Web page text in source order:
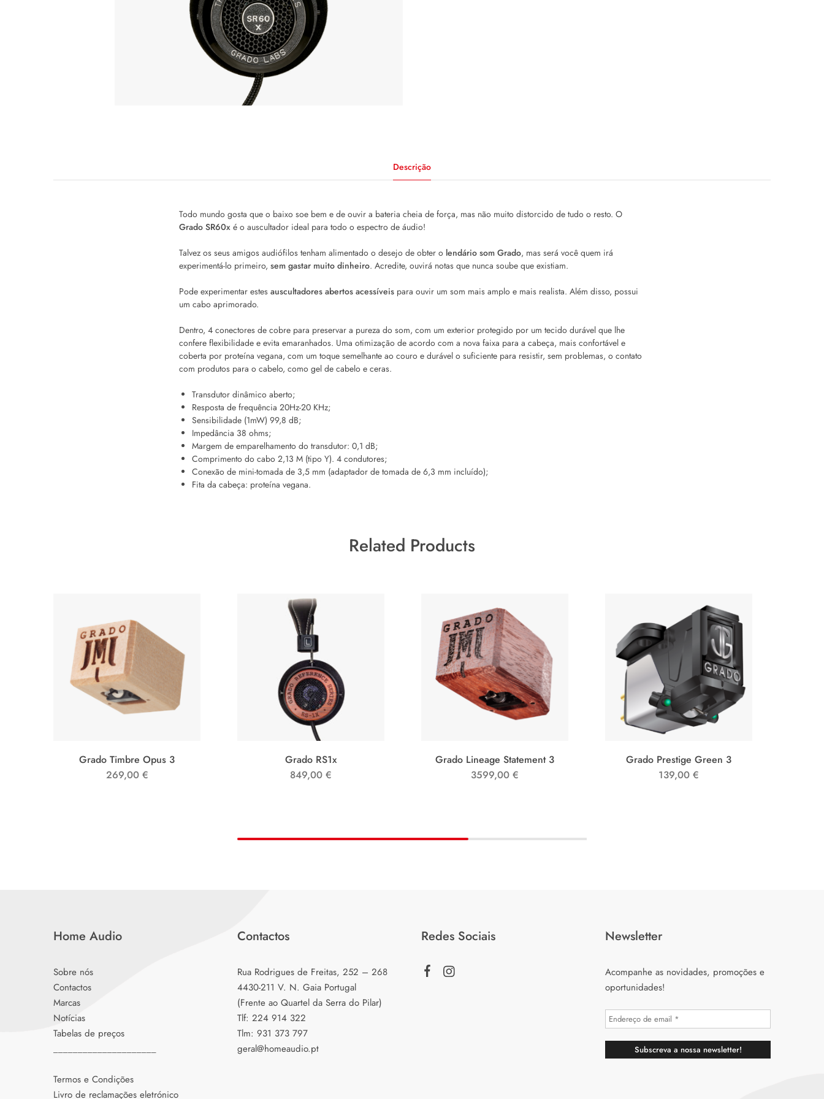
Descrição
Todo mundo gosta que o baixo soe bem e de ouvir a bateria cheia de força, mas não muito distorcido de tudo o resto. O
Grado SR60x é o auscultador ideal para todo o espectro de áudio!
Talvez os seus amigos audiófilos tenham alimentado o desejo de obter o lendário som Grado, mas será você quem irá
experimentá-lo primeiro, sem gastar muito dinheiro. Acredite, ouvirá notas que nunca soube que existiam.
Pode experimentar estes auscultadores abertos acessíveis para ouvir um som mais amplo e mais realista. Além disso, possui
um cabo aprimorado.
Dentro, 4 conectores de cobre para preservar a pureza do som, com um exterior protegido por um tecido durável que lhe
confere flexibilidade e evita emaranhados. Uma otimização de acordo com a nova faixa para a cabeça, mais confortável e
coberta por proteína vegana, com um toque semelhante ao couro e durável o suficiente para resistir, sem problemas, o contato
com produtos para o cabelo, como gel de cabelo e ceras.
Transdutor dinâmico aberto;
Resposta de frequência 20Hz-20 KHz;
Sensibilidade (1mW) 99,8 dB;
Impedância 38 ohms;
Margem de emparelhamento do transdutor: 0,1 dB;
Comprimento do cabo 2,13 M (tipo Y). 4 condutores;
Conexão de mini-tomada de 3,5 mm (adaptador de tomada de 6,3 mm incluído);
Fita da cabeça: proteína vegana.
Related Products
Grado Timbre Opus 3
269,00 €
Grado RS1x
849,00 €
Grado Lineage Statement 3
3599,00 €
Grado Prestige Green 3
139,00 €
Home Audio
Sobre nós
Contactos
Marcas
Notícias
Tabelas de preços
Termos e Condições
Livro de reclamações eletrónico
Contactos
Rua Rodrigues de Freitas, 252 – 268
4430-211 V. N. Gaia Portugal
(Frente ao Quartel da Serra do Pilar)
Tlf: 224 914 322
Tlm: 931 373 797
geral@homeaudio.pt
Redes Sociais Newsletter
Acompanhe as novidades, promoções e
oportunidades!